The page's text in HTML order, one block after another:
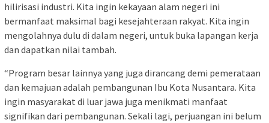
hilirisasi industri. Kita ingin kekayaan alam negeri ini
bermanfaat maksimal bagi kesejahteraan rakyat. Kita ingin
mengolahnya dulu di dalam negeri, untuk buka lapangan kerja
dan dapatkan nilai tambah.
“Program besar lainnya yang juga dirancang demi pemerataan
dan kemajuan adalah pembangunan Ibu Kota Nusantara. Kita
ingin masyarakat di luar jawa juga menikmati manfaat
signifikan dari pembangunan. Sekali lagi, perjuangan ini belum